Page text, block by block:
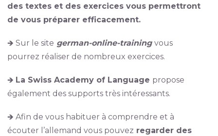
des textes et des exercices vous permettront
de vous préparer efficacement.
🡺 Sur le site german-online-training vous
pourrez réaliser de nombreux exercices.
🡺 La Swiss Academy of Language propose
également des supports très intéressants.
🡺 Afin de vous habituer à comprendre et à
écouter l’allemand vous pouvez regarder des